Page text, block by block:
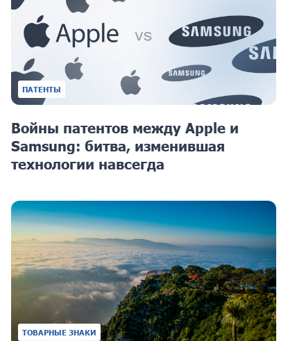
ПАТЕНТЫ
Войны патентов между Apple и
Samsung: битва, изменившая
технологии навсегда
ТОВАРНЫЕ ЗНАКИ